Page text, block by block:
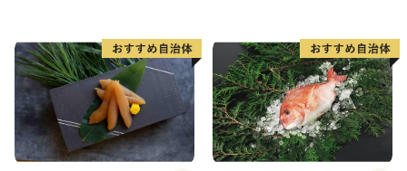
取り寄せグルメ 魚醤 ナンプ
ラー 愛知県 小牧市 冷凍 送料
無料